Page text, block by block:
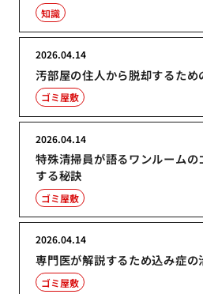
知識
汚部屋の住人から脱却するた
2026.04.14
ゴミ屋敷
特殊清掃員が語るワンルーム
する秘訣
2026.04.14
ゴミ屋敷
専門医が解説するため込み症の
2026.04.14
ゴミ屋敷